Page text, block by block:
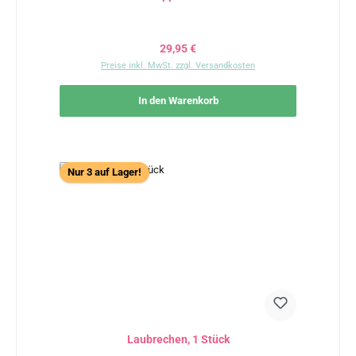
Regulärer Preis:
29,95 €
Preise inkl. MwSt. zzgl. Versandkosten
In den Warenkorb
Nur 3 auf Lager!
Laubrechen, 1 Stück